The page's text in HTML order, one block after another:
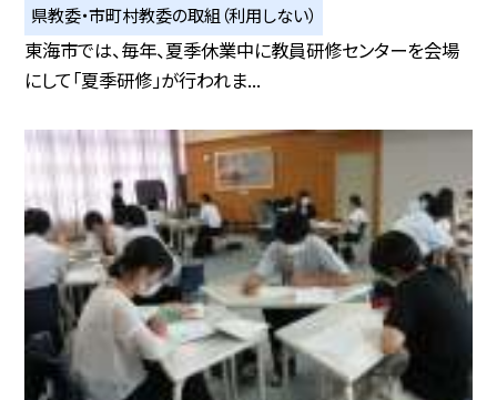
県教委・市町村教委の取組（利用しない）
東海市では、毎年、夏季休業中に教員研修センターを会場
にして「夏季研修」が行われま...